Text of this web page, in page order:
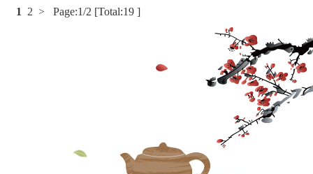
1 2 > Page:1/2 [Total:19 ]